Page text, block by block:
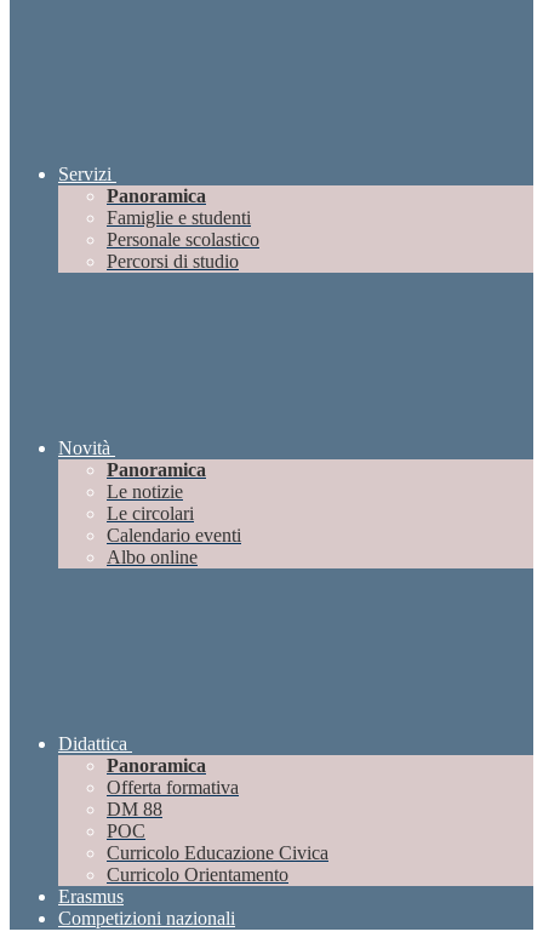
Servizi
Panoramica
Famiglie e studenti
Personale scolastico
Percorsi di studio
Novità
Panoramica
Le notizie
Le circolari
Calendario eventi
Albo online
Didattica
Panoramica
Offerta formativa
DM 88
POC
Curricolo Educazione Civica
Curricolo Orientamento
Erasmus
Competizioni nazionali